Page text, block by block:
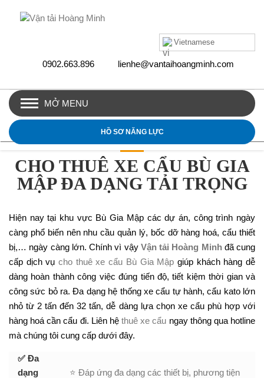
Vietnamese
0902.663.896 lienhe@vantaihoangminh.com
MỞ MENU
HỒ SƠ NĂNG LỰC
CHO THUÊ XE CẨU BÙ GIA
MẬP ĐA DẠNG TẢI TRỌNG
Hiện nay tại khu vực Bù Gia Mập các dự án, công trình ngày
càng phổ biến nên nhu cầu quản lý, bốc dỡ hàng hoá, cẩu thiết
bị,… ngày càng lớn. Chính vì vậy Vận tải Hoàng Minh đã cung
cấp dịch vụcho thuê xe cẩu Bù Gia Mập giúp khách hàng dễ
dàng hoàn thành công việc đúng tiến độ, tiết kiệm thời gian và
công sức bỏ ra. Đa dạng hệ thống xe cẩu tự hành, cẩu kato lớn
nhỏ từ 2 tấn đến 32 tấn, dễ dàng lựa chọn xe cẩu phù hợp với
hàng hoá cần cẩu đi. Liên hệthuê xe cẩu ngay thông qua hotline
mà chúng tôi cung cấp dưới đây.
✅ Đa
dạng
⭐ Đáp ứng đa dạng các thiết bị, phương tiện